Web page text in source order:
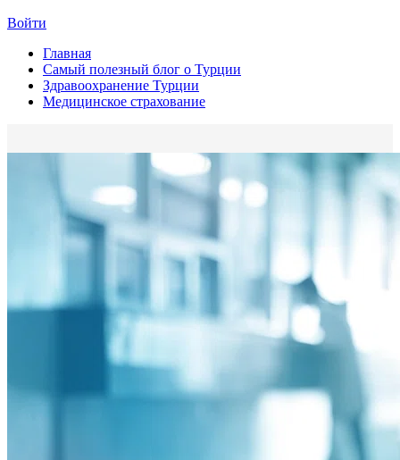
Войти
Главная
Самый полезный блог о Турции
Здравоохранение Турции
Медицинское страхование